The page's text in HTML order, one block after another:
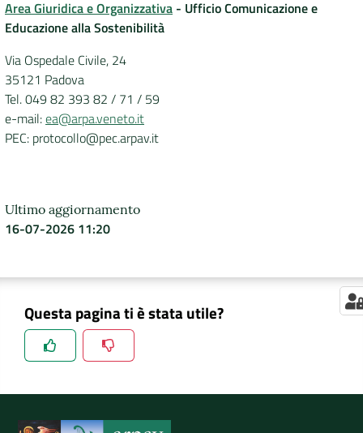
Area Giuridica e Organizzativa - Ufficio Comunicazione e
Educazione alla Sostenibilità
Via Ospedale Civile, 24
35121 Padova
Tel. 049 82 393 82 / 71 / 59
e-mail:ea@arpa.veneto.it
PEC: protocollo@pec.arpav.it
Ultimo aggiornamento
16-07-2026 11:20
Questa pagina ti è stata utile?
Spiegaci perchè, e aiutaci a migliorare il servizio